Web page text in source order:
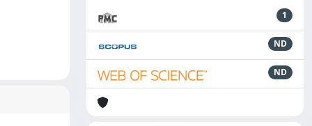
1
ND
ND